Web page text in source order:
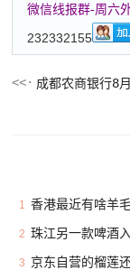
微信线报群-周六
232332155
成都农商银行8
1 香港最近有啥羊
2 珠江另一款啤酒
3 京东自营的榴莲